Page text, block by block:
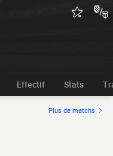
Effectif Stats
Plus de matchs